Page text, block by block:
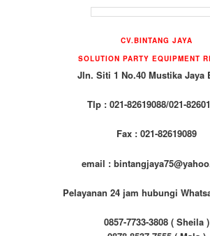
CV.BINTANG JAYA
SOLUTION PARTY EQUIPMENT
Jln. Siti 1 No.40 Mustika Jaya
Tlp : 021-82619088/021-
Fax : 021-82619089
email :
Pelayanan 24 jam hubungi
0857-7733-3808 ( Sheila )